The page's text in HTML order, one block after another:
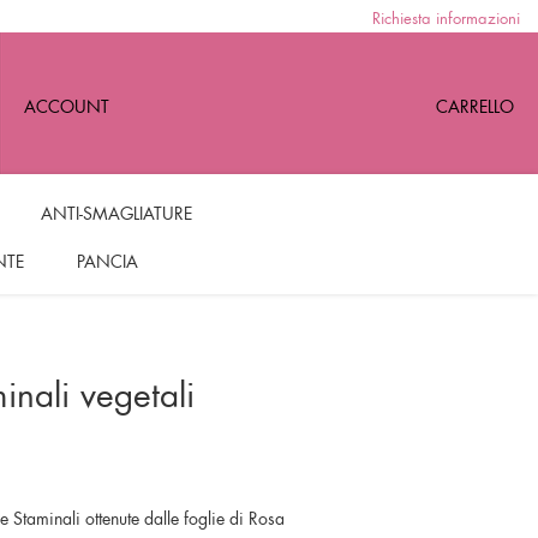
Richiesta informazioni
ACCOUNT CARRELLO
ANTI-SMAGLIATURE
PANCIA
vegetali
Staminali ottenute dalle foglie di Rosa